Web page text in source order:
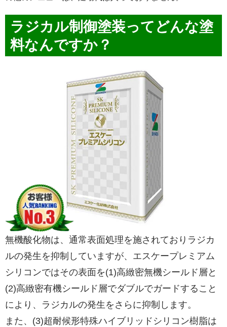
ラジカル制御塗装ってどんな塗
料なんですか？
無機酸化物は、通常表面処理を施されておりラジカ
ルの発生を抑制していますが、エスケープレミアム
シリコンではその表面を(1)高緻密無機シールド層と
(2)高緻密有機シールド層でダブルでガードすること
により、ラジカルの発生をさらに抑制します。
また、(3)超耐候形特殊ハイブリッドシリコン樹脂は